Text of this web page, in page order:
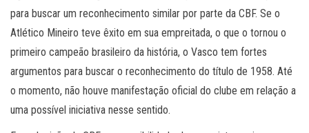
para buscar um reconhecimento similar por parte da CBF. Se o
Atlético Mineiro teve êxito em sua empreitada, o que o tornou o
primeiro campeão brasileiro da história, o Vasco tem fortes
argumentos para buscar o reconhecimento do título de 1958. Até
o momento, não houve manifestação oficial do clube em relação a
uma possível iniciativa nesse sentido.